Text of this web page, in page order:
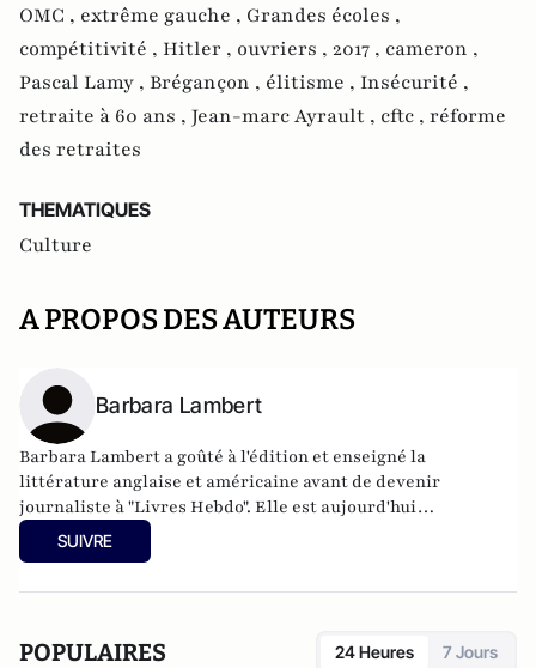
OMC , extrême gauche , Grandes écoles ,
compétitivité , Hitler , ouvriers , 2017 , cameron ,
Pascal Lamy , Brégançon , élitisme , Insécurité ,
retraite à 60 ans , Jean-marc Ayrault , cftc , réforme
des retraites
THEMATIQUES
Culture
A PROPOS DES AUTEURS
Barbara Lambert
Barbara Lambert a goûté à l'édition et enseigné la
littérature anglaise et américaine avant de devenir
journaliste à "Livres Hebdo". Elle est aujourd'hui
responsable des rubriques société/idées d'Atlantico.fr.
SUIVRE
POPULAIRES 24 Heures 7 Jours